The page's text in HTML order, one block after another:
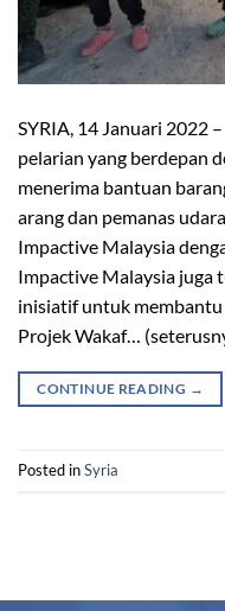
SYRIA, 14 Januari 2022
pelarian yang berdepan
menerima bantuan
arang dan pemanas
Impactive Malaysia
Impactive Malaysia juga
inisiatif untuk membantu
Projek Wakaf…
CONTINUE READING →
Posted inSyria